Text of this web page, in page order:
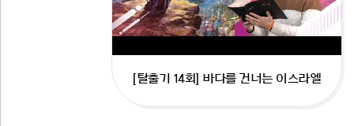
[탈출기 14회] 바다를 건너는 이스라엘